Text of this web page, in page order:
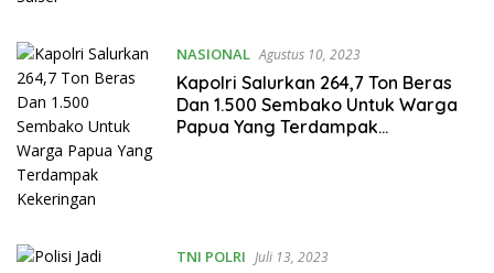
NASIONAL Agustus 10, 2023
Kapolri Salurkan 264,7 Ton Beras
Dan 1.500 Sembako Untuk Warga
Papua Yang Terdampak
TNI POLRI Juli 13, 2023